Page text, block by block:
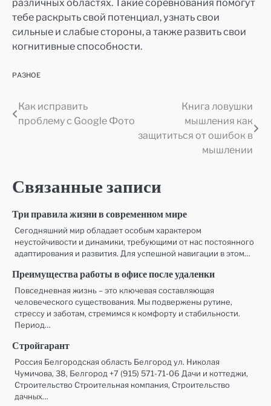
тебе раскрыть свой потенциал, узнать свои
сильные и слабые стороны, а также развить свои
когнитивные способности.
РАЗНОЕ
Навигация
Как исправить
проблему с Google Фото
Книга ловушки
мышления как
защититься от ошибок в
мышлении
Связанные записи
Три правила жизни в современном мире
Сегодняшний мир обладает особым характером
неустойчивости и динамики, требующими от нас постоянного
адаптирования и развития. Для успешной навигации в этом…
Преимущества работы в офисе после удаленки
Повседневная жизнь – это ключевая составляющая
человеческого существования. Мы подвержены рутине,
стрессу и заботам, стремимся к комфорту и стабильности.
Период…
Стройгарант
Россия Белгородская область Белгород ул. Николая
Чумичова, 38, Белгород +7 (915) 571-71-06 Дачи и коттеджи,
Строительство Строительная компания, Строительство
дачных…